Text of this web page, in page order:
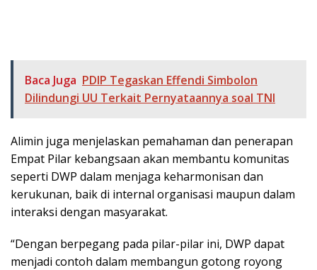
Baca Juga PDIP Tegaskan Effendi Simbolon
Dilindungi UU Terkait Pernyataannya soal TNI
Alimin juga menjelaskan pemahaman dan penerapan
Empat Pilar kebangsaan akan membantu komunitas
seperti DWP dalam menjaga keharmonisan dan
kerukunan, baik di internal organisasi maupun dalam
interaksi dengan masyarakat.
“Dengan berpegang pada pilar-pilar ini, DWP dapat
menjadi contoh dalam membangun gotong royong